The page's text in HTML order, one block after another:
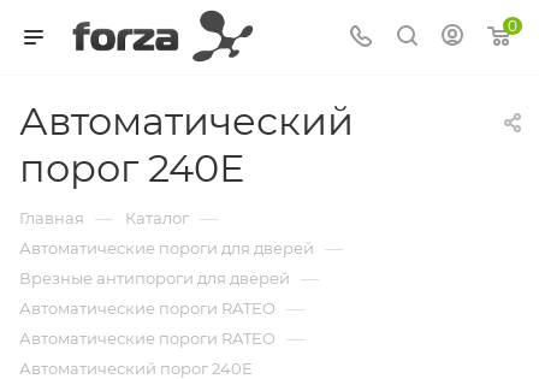
0
Автоматический
порог 240Е
Главная — Каталог —
Автоматические пороги для дверей —
Врезные антипороги для дверей —
Автоматические пороги RATEO —
Автоматические пороги RATEO —
Автоматический порог 240Е